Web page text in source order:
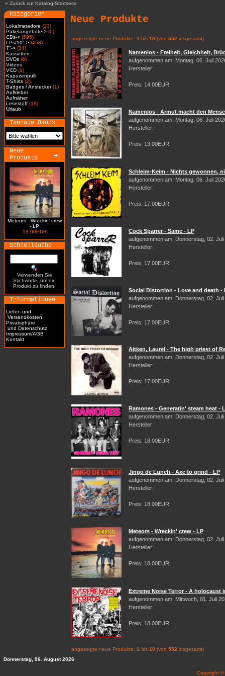
» Zurück zur Katalog-Startseite
Kategorien
Lokalmatadore (13)
Paketangebote-> (6)
CDs-> (595)
LPs/10"-> (453)
7"-> (34)
Kassetten
DVDs (6)
Videos
VCD (1)
Kapuzenpulli
T-Shirts (2)
Badges / Anstecker(1)
Aufkleber
Aufnäher
Lesestoff (19)
Urlaub
Teenage Bands
Neue
Produkte
Meteors - Wreckin' crew
- LP
18.00EUR
Schnellsuche
Verwenden Sie
Stichworte, um ein
Produkt zu finden.
Informationen
Liefer- und
Versandkosten
Privatsphäre
und Datenschutz
Impressum/AGB
Kontakt
Neue Produkte
angezeigte neue Produkte: 1 bis 10 (von 552 insgesamt)
Namenlos - Freiheit, Gleichheit,
aufgenommen am: Montag, 06. Juli
Hersteller:
Preis: 14.00EUR
Namenlos - Armut macht den
aufgenommen am: Montag, 06. Juli
Hersteller:
Preis: 13.00EUR
Schleim-Keim - Nichts gewonnen,
aufgenommen am: Montag, 06. Juli
Hersteller:
Preis: 17.00EUR
Cock Sparrer - Same - LP
aufgenommen am: Donnerstag, 02. Juli
Hersteller:
Preis: 17.00EUR
Social Distortion - Love and death -
aufgenommen am: Donnerstag, 02. Juli
Hersteller:
Preis: 17.00EUR
Aitken, Laurel - The high priest of
aufgenommen am: Donnerstag, 02. Juli
Hersteller:
Preis: 17.00EUR
Ramones - Generatin' steam heat -
aufgenommen am: Donnerstag, 02. Juli
Hersteller:
Preis: 18.00EUR
Jingo de Lunch - Axe to grind - LP
aufgenommen am: Donnerstag, 02. Juli
Hersteller:
Preis: 18.00EUR
Meteors - Wreckin' crew - LP
aufgenommen am: Donnerstag, 02. Juli
Hersteller:
Preis: 18.00EUR
Extreme Noise Terror - A holocaust
aufgenommen am: Mittwoch, 01. Juli
Hersteller:
Preis: 18.00EUR
angezeigte neue Produkte: 1 bis 10 (von 552 insgesamt)
Donnerstag, 06. August 2026
Copyright